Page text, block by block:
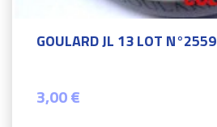
GOULARD JL 13 LOT N°2559
3,00 €